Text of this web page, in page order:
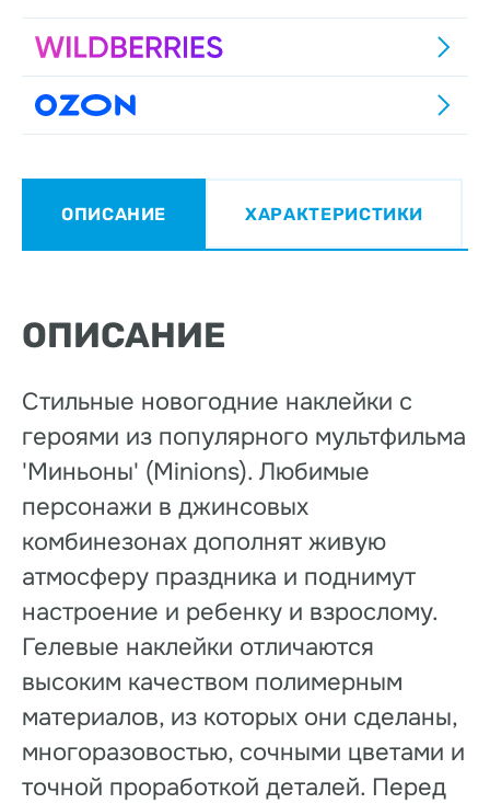
ОПИСАНИЕ ХАРАКТЕРИСТИКИ
ОПИСАНИЕ
Стильные новогодние наклейки с
героями из популярного мультфильма
'Миньоны' (Minions). Любимые
персонажи в джинсовых
комбинезонах дополнят живую
атмосферу праздника и поднимут
настроение и ребенку и взрослому.
Гелевые наклейки отличаются
высоким качеством полимерным
материалов, из которых они сделаны,
многоразовостью, сочными цветами и
точной проработкой деталей. Перед